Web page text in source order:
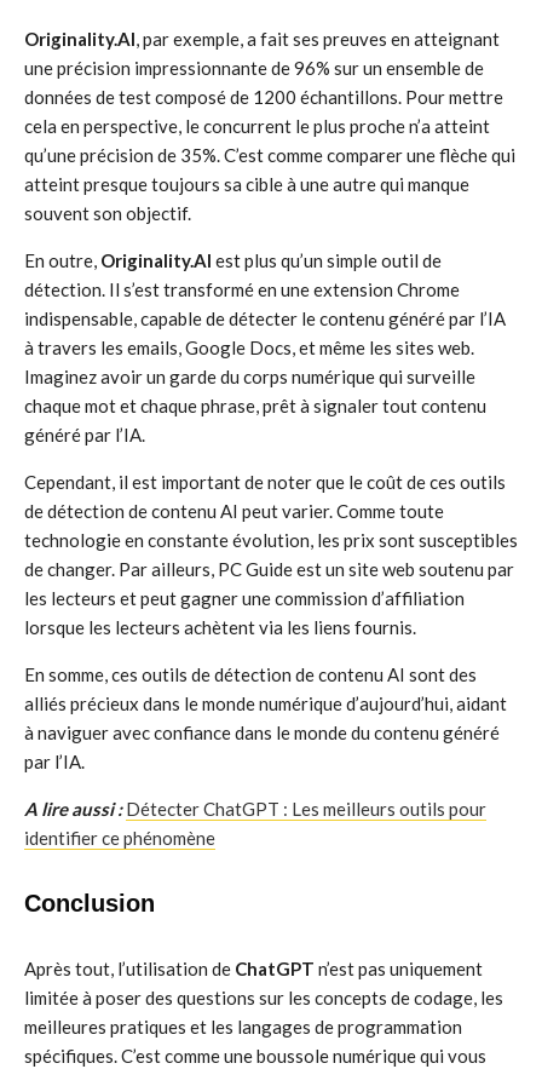
Originality.AI, par exemple, a fait ses preuves en atteignant
une précision impressionnante de 96% sur un ensemble de
données de test composé de 1200 échantillons. Pour mettre
cela en perspective, le concurrent le plus proche n’a atteint
qu’une précision de 35%. C’est comme comparer une flèche qui
atteint presque toujours sa cible à une autre qui manque
souvent son objectif.
En outre, Originality.AI est plus qu’un simple outil de
détection. Il s’est transformé en une extension Chrome
indispensable, capable de détecter le contenu généré par l’IA
à travers les emails, Google Docs, et même les sites web.
Imaginez avoir un garde du corps numérique qui surveille
chaque mot et chaque phrase, prêt à signaler tout contenu
généré par l’IA.
Cependant, il est important de noter que le coût de ces outils
de détection de contenu AI peut varier. Comme toute
technologie en constante évolution, les prix sont susceptibles
de changer. Par ailleurs, PC Guide est un site web soutenu par
les lecteurs et peut gagner une commission d’affiliation
lorsque les lecteurs achètent via les liens fournis.
En somme, ces outils de détection de contenu AI sont des
alliés précieux dans le monde numérique d’aujourd’hui, aidant
à naviguer avec confiance dans le monde du contenu généré
par l’IA.
A lire aussi :Détecter ChatGPT : Les meilleurs outils pour
identifier ce phénomène
Conclusion
Après tout, l’utilisation de ChatGPT n’est pas uniquement
limitée à poser des questions sur les concepts de codage, les
meilleures pratiques et les langages de programmation
spécifiques. C’est comme une boussole numérique qui vous